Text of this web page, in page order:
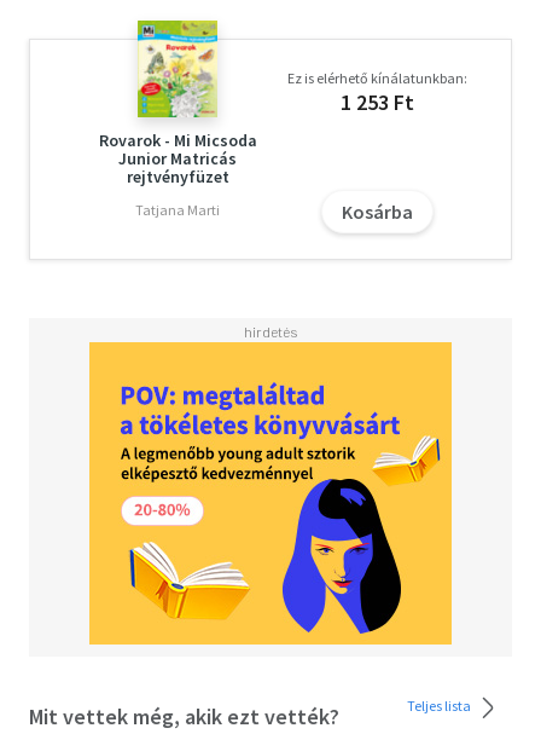
Rovarok - Mi Micsoda
Junior Matricás
rejtvényfüzet
Tatjana Marti
Ez is elérhető kínálatunkban:
1 253 Ft
Kosárba
Mit vettek még, akik ezt vették? Teljes lista